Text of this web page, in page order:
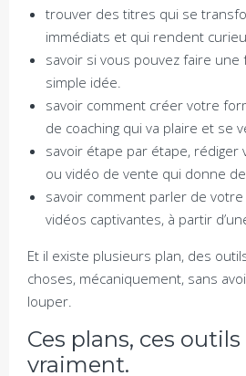
trouver des titres qui se
immédiats et qui rendent
savoir si vous pouvez faire une
simple idée.
savoir comment créer votre
de coaching qui va plaire et se
savoir étape par étape, rédiger
ou vidéo de vente qui donne
savoir comment parler de
vidéos captivantes, à partir
Et il existe plusieurs plan, des
choses, mécaniquement, sans
louper.
Ces plans, ces
vraiment.